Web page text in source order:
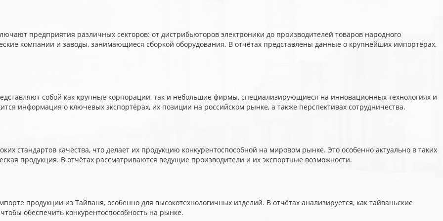
предприятия различных секторов: от дистрибьюторов электроники до производителей товаров народного
компании и заводы, занимающиеся сборкой оборудования. В отчётах представлены данные о крупнейших импортёрах,
собой как крупные корпорации, так и небольшие фирмы, специализирующиеся на инновационных технологиях и
информация о ключевых экспортёрах, их позиции на российском рынке, а также перспективах сотрудничества.
стандартов качества, что делает их продукцию конкурентоспособной на мировом рынке. Это особенно актуально в таких
продукция. В отчётах рассматриваются ведущие производители и их экспортные возможности.
продукции из Тайваня, особенно для высокотехнологичных изделий. В отчётах анализируется, как тайваньские
обеспечить конкурентоспособность на рынке.